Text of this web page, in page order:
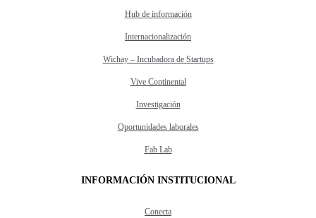
Hub de información
Internacionalización
Wichay – Incubadora de Startups
Vive Continental
Investigación
Oportunidades laborales
Fab Lab
INFORMACIÓN INSTITUCIONAL
Conecta